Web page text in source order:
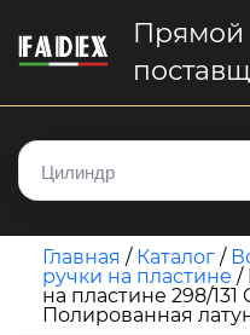
Прямой
Главная / Каталог /
ручки на пластине /
на пластине 298/131
Полированная